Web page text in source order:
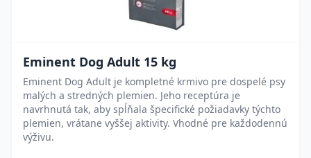
Eminent Dog Adult 15 kg
Eminent Dog Adult je kompletné krmivo pre dospelé psy
malých a stredných plemien. Jeho receptúra je
navrhnutá tak, aby spĺňala špecifické požiadavky týchto
plemien, vrátane vyššej aktivity. Vhodné pre každodennú
výživu.